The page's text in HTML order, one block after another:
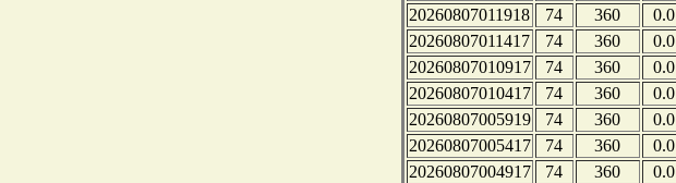
20260807011918
74 360 0.0
20260807011417
74 360 0.0
20260807010917
74 360 0.0
20260807010417
74 360 0.0
20260807005919
74 360 0.0
20260807005417
74 360 0.0
20260807004917
74 360 0.0